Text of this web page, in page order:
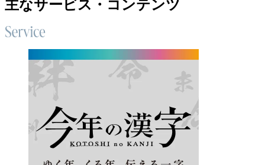
主なサービス・コンテンツ